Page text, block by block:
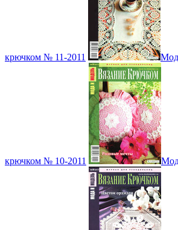
крючком № 11-2011
крючком № 10-2011